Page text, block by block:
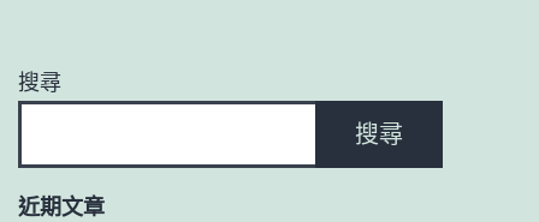
搜尋
搜尋
近期文章